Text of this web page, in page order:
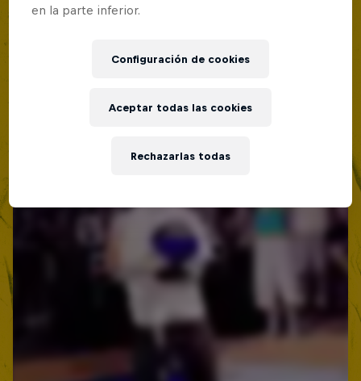
BATALLAS DE RAP
en la parte inferior.
Configuración de cookies
Rechazarlas todas
Aceptar todas las cookies